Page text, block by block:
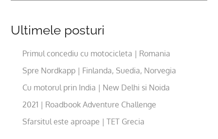
Ultimele posturi
Primul concediu cu motocicleta | Romania
Spre Nordkapp | Finlanda, Suedia, Norvegia
Cu motorul prin India | New Delhi si Noida
2021 | Roadbook Adventure Challenge
Sfarsitul este aproape | TET Grecia